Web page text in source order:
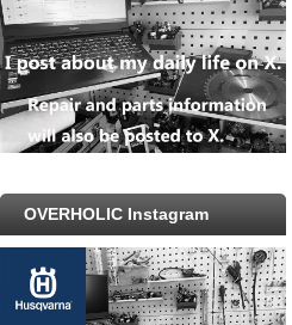
OVERHOLIC Instagram